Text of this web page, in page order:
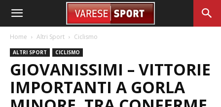
Home Altri Sport Ciclismo
ALTRI SPORT CICLISMO
GIOVANISSIMI – VITTORIE
IMPORTANTI A GORLA